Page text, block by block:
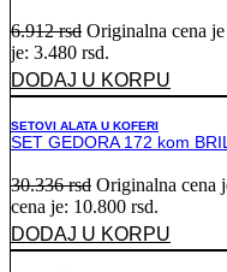
6.912rsd Originalna cena
je: 3.480 rsd.
DODAJ U KORPU
SETOVI ALATA U KOFERI
SET GEDORA 172 kom
30.336rsd Originalna cena
cena je: 10.800 rsd.
DODAJ U KORPU